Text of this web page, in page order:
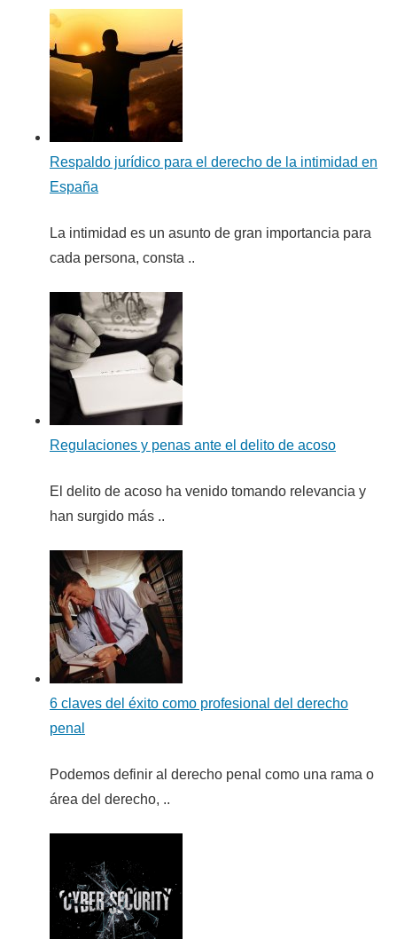
Respaldo jurídico para el derecho de la intimidad en
España
La intimidad es un asunto de gran importancia para
cada persona, consta ..
Regulaciones y penas ante el delito de acoso
El delito de acoso ha venido tomando relevancia y
han surgido más ..
6 claves del éxito como profesional del derecho
penal
Podemos definir al derecho penal como una rama o
área del derecho, ..